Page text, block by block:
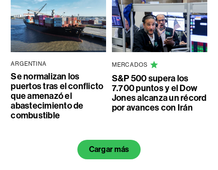
ARGENTINA
Se normalizan los
puertos tras el conflicto
que amenazó el
abastecimiento de
combustible
MERCADOS
S&P 500 supera los
7.700 puntos y el Dow
Jones alcanza un récord
por avances con Irán
Cargar más